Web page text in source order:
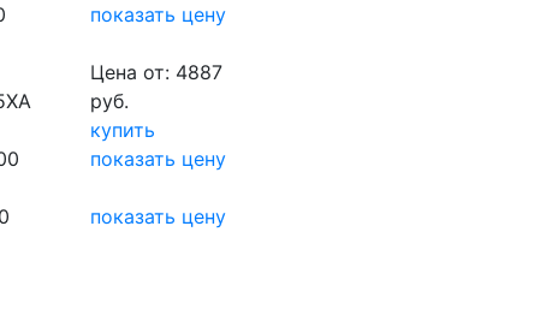
показать цену
Цена от: 4887
руб.
купить
показать цену
показать цену